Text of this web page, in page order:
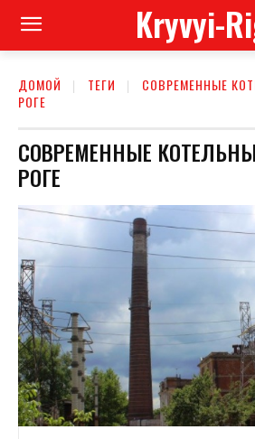
Kryvyi-
ДОМОЙ ТЕГИ
СОВРЕМЕННЫЕ
РОГЕ
СОВРЕМЕННЫЕ
РОГЕ